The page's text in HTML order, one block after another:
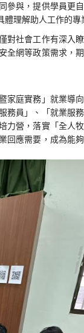
參與，提供學員更
理解助人工作的專
社會工作有深入
全網等政策需求，
家庭實務」就業導
務員」、「就業服
力營，落實「全人
回應需要，成為能